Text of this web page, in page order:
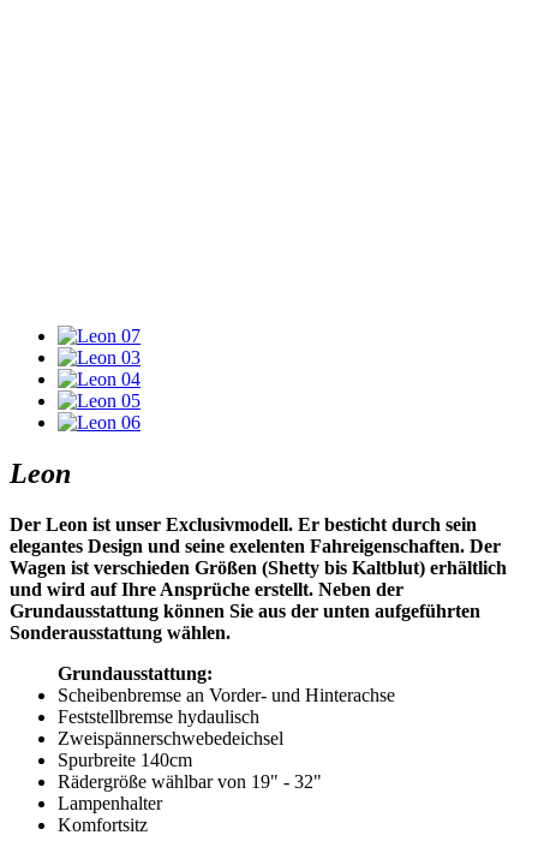
Leon
Der Leon ist unser Exclusivmodell. Er besticht durch sein
elegantes Design und seine exelenten Fahreigenschaften. Der
Wagen ist verschieden Größen (Shetty bis Kaltblut) erhältlich
und wird auf Ihre Ansprüche erstellt. Neben der
Grundausstattung können Sie aus der unten aufgeführten
Sonderausstattung wählen.
Grundausstattung:
Scheibenbremse an Vorder- und Hinterachse
Feststellbremse hydaulisch
Zweispännerschwebedeichsel
Spurbreite 140cm
Rädergröße wählbar von 19" - 32"
Lampenhalter
Komfortsitz